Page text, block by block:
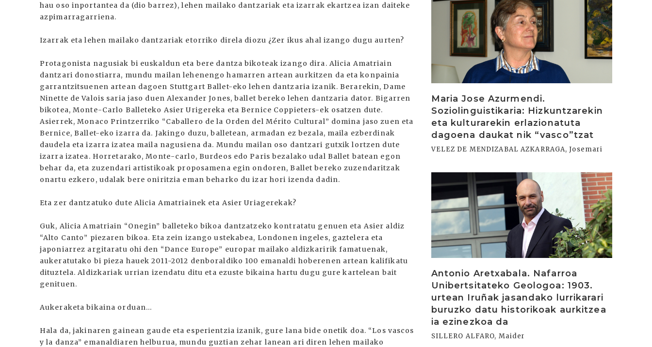
hau oso inportantea da (dio barrez), lehen mailako dantzariak eta izarrak ekartzea izan daiteke
azpimarragarriena.
Izarrak eta lehen mailako dantzariak etorriko direla diozu ¿Zer ikus ahal izango dugu aurten?
Protagonista nagusiak bi euskaldun eta bere dantza bikoteak izango dira. Alicia Amatriain
dantzari donostiarra, mundu mailan lehenengo hamarren artean aurkitzen da eta konpainia
garrantzitsuenen artean dagoen Stuttgart Ballet-eko lehen dantzaria izanik. Berarekin, Dame
Ninette de Valois saria jaso duen Alexander Jones, ballet bereko lehen dantzaria dator. Bigarren
bikotea, Monte-Carlo Balleteko Asier Urigereka eta Bernice Coppieters-ek osatzen dute.
Asierrek, Monaco Printzerriko “Caballero de la Orden del Mérito Cultural” domina jaso zuen eta
Bernice, Ballet-eko izarra da. Jakingo duzu, balletean, armadan ez bezala, maila ezberdinak
daudela eta izarra izatea maila nagusiena da. Mundu mailan oso dantzari gutxik lortzen dute
izarra izatea. Horretarako, Monte-carlo, Burdeos edo Paris bezalako udal Ballet batean egon
behar da, eta zuzendari artistikoak proposamena egin ondoren, Ballet bereko zuzendaritzak
onartu ezkero, udalak bere oniritzia eman beharko du izar hori izenda dadin.
Eta zer dantzatuko dute Alicia Amatriainek eta Asier Uriagerekak?
Guk, Alicia Amatriain “Onegin” balleteko bikoa dantzatzeko kontratatu genuen eta Asier aldiz
“Alto Canto” piezaren bikoa. Eta zein izango ustekabea, Londonen ingeles, gaztelera eta
japoniarrez argitaratu ohi den “Dance Europe” europar mailako aldizkaririk famatuenak,
aukeratutako bi pieza hauek 2011-2012 denboraldiko 100 emanaldi hoberenen artean kalifikatu
dituztela. Aldizkariak urrian izendatu ditu eta ezuste bikaina hartu dugu gure kartelean bait
genituen.
Aukeraketa bikaina orduan...
Hala da, jakinaren gainean gaude eta esperientzia izanik, gure lana bide onetik doa. “Los vascos
y la danza” emanaldiaren helburua, mundu guztian zehar lanean ari diren lehen mailako
Maria Jose Azurmendi.
Soziolinguistikaria: Hizkuntzarekin
eta kulturarekin erlazionatuta
dagoena daukat nik “vasco”tzat
VELEZ DE MENDIZABAL AZKARRAGA, Josemari
Irakurri
Antonio Aretxabala. Nafarroa
Unibertsitateko Geologoa: 1903.
urtean Iruñak jasandako lurrikarari
buruzko datu historikoak aurkitzea
ia ezinezkoa da
SILLERO ALFARO, Maider